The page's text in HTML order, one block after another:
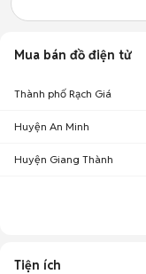
Mua bán đồ điện tử
Thành phố Rạch Giá
Huyện An Minh
Huyện Giang Thành
Tiện ích